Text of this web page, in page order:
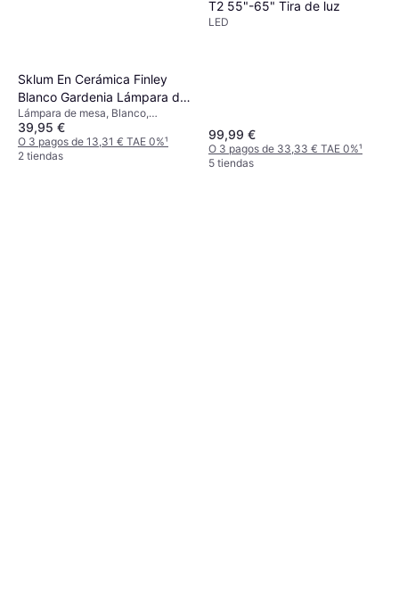
Sklum En Cerámica Finley
Blanco Gardenia Lámpara de
mesa
Lámpara de mesa, Blanco,
Cerámica, Casquillo de Lámpara:
E27
39,95 €
O 3 pagos de 13,31 € TAE 0%¹
2 tiendas
T2 55"-65" Tira de luz
LED
99,99 €
O 3 pagos de 33,33 € TAE 0%¹
5 tiendas